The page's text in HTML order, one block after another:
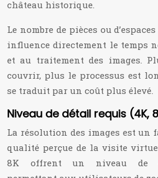
château historique.
Le nombre de pièces ou
influence directement le temps
et au traitement des images.
couvrir, plus le processus est
se traduit par un coût plus élevé.
Niveau de détail requis (4K,
La résolution des images est un
qualité perçue de la visite
8K offrent un niveau de